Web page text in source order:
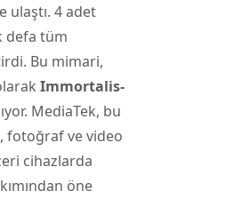
ulaştı. 4 adet
defa tüm
Bu mimari,
Immortalis-
MediaTek, bu
fotoğraf ve video
cihazlarda
öne